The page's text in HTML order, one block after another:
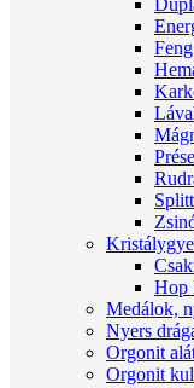
Hop
Medálok,
Nyers
Orgonit
Orgonit